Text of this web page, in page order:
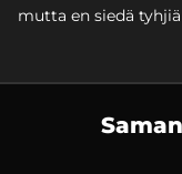
mutta en siedä